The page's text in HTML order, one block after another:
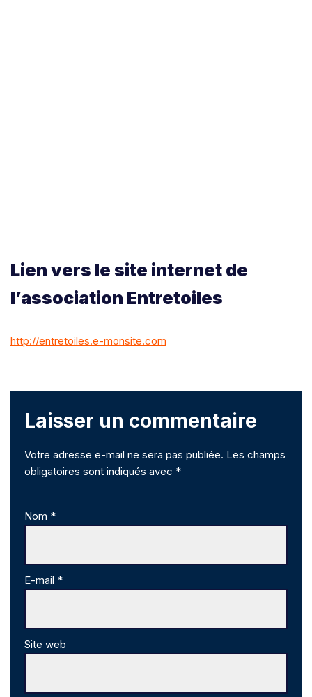
Lien vers le site internet de
l’association Entretoiles
http://entretoiles.e-monsite.com
Laisser un commentaire
Votre adresse e-mail ne sera pas publiée. Les champs
obligatoires sont indiqués avec *
Nom *
E-mail *
Site web